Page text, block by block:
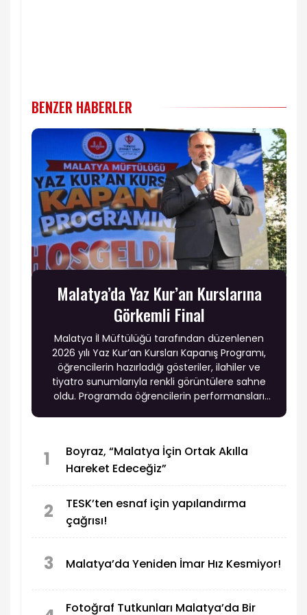
BENZER HABERLER
Malatya’da Yaz Kur’an Kurslarına
Görkemli Final
Malatya İl Müftülüğü tarafından düzenlenen
2026 yılı Yaz Kur’an Kursları Kapanış Programı,
öğrencilerin hazırladığı gösteriler, ilahiler ve
tiyatro sunumlarıyla renkli görüntülere sahne
oldu. Programda öğrencilerin performansları
1
Boyraz, “Malatya İçin Ortak Akılla
Hareket Edeceğiz”
2
TESK’ten esnaf için yapılandırma
çağrısı!
3 Malatya’da Yeniden İmar Hız Kesmiyor!
Fotoğraf Tutkunları Malatya’da Bir